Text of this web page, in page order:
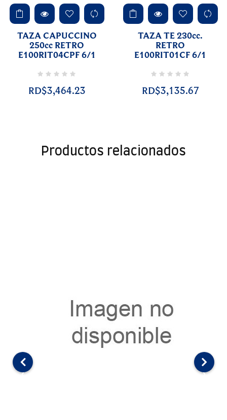
TAZA CAPUCCINO
250cc RETRO
E100RIT04CPF 6/1
RD$3,464.23
TAZA TE 230cc.
RETRO
E100RIT01CF 6/1
RD$3,135.67
Productos relacionados
‹ ›